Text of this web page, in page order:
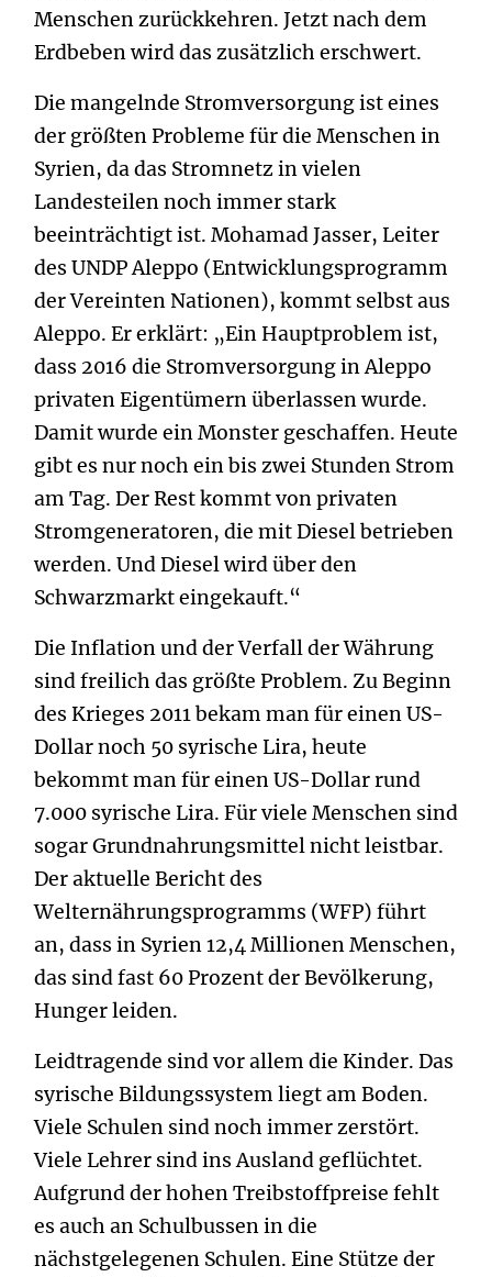
Menschen zurückkehren. Jetzt nach dem
Erdbeben wird das zusätzlich erschwert.
Die mangelnde Stromversorgung ist eines
der größten Probleme für die Menschen in
Syrien, da das Stromnetz in vielen
Landesteilen noch immer stark
beeinträchtigt ist. Mohamad Jasser, Leiter
des UNDP Aleppo (Entwicklungsprogramm
der Vereinten Nationen), kommt selbst aus
Aleppo. Er erklärt: „Ein Hauptproblem ist,
dass 2016 die Stromversorgung in Aleppo
privaten Eigentümern überlassen wurde.
Damit wurde ein Monster geschaffen. Heute
gibt es nur noch ein bis zwei Stunden Strom
am Tag. Der Rest kommt von privaten
Stromgeneratoren, die mit Diesel betrieben
werden. Und Diesel wird über den
Schwarzmarkt eingekauft.“
Die Inflation und der Verfall der Währung
sind freilich das größte Problem. Zu Beginn
des Krieges 2011 bekam man für einen US-
Dollar noch 50 syrische Lira, heute
bekommt man für einen US-Dollar rund
7.000 syrische Lira. Für viele Menschen sind
sogar Grundnahrungsmittel nicht leistbar.
Der aktuelle Bericht des
Welternährungsprogramms (WFP) führt
an, dass in Syrien 12,4 Millionen Menschen,
das sind fast 60 Prozent der Bevölkerung,
Hunger leiden.
Leidtragende sind vor allem die Kinder. Das
syrische Bildungssystem liegt am Boden.
Viele Schulen sind noch immer zerstört.
Viele Lehrer sind ins Ausland geflüchtet.
Aufgrund der hohen Treibstoffpreise fehlt
es auch an Schulbussen in die
nächstgelegenen Schulen. Eine Stütze der